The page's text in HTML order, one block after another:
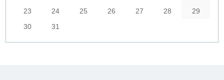
23
24 25 26 27 28
29
30
31